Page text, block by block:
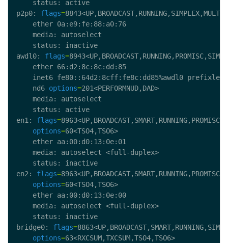
p2p0: flags=
awdl0: flags=
	inet6 fe80::64d2:8cff:fe8c:dd85%awdl0 prefixlen
	nd6
options=
en1: flags=
options=
en2: flags=
options=
bridge0: flags=
options=